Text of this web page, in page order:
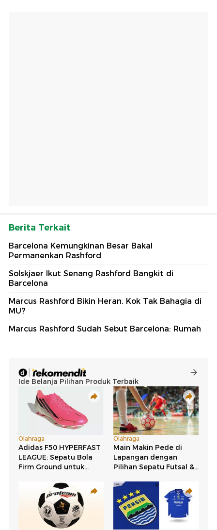
Berita Terkait
Barcelona Kemungkinan Besar Bakal
Permanenkan Rashford
Solskjaer Ikut Senang Rashford Bangkit di
Barcelona
Marcus Rashford Bikin Heran, Kok Tak Bahagia di
MU?
Marcus Rashford Sudah Sebut Barcelona: Rumah